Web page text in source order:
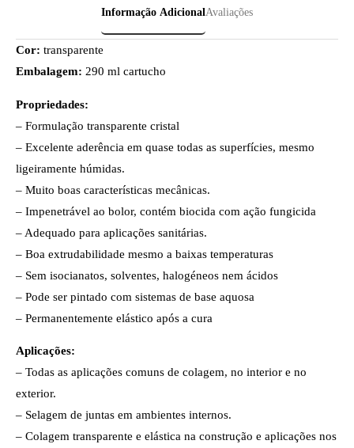
Informação AdicionalAvaliações
Cor: transparente
Embalagem: 290 ml cartucho
Propriedades:
– Formulação transparente cristal
– Excelente aderência em quase todas as superfícies, mesmo
ligeiramente húmidas.
– Muito boas características mecânicas.
– Impenetrável ao bolor, contém biocida com ação fungicida
– Adequado para aplicações sanitárias.
– Boa extrudabilidade mesmo a baixas temperaturas
– Sem isocianatos, solventes, halogéneos nem ácidos
– Pode ser pintado com sistemas de base aquosa
– Permanentemente elástico após a cura
Aplicações:
– Todas as aplicações comuns de colagem, no interior e no
exterior.
– Selagem de juntas em ambientes internos.
– Colagem transparente e elástica na construção e aplicações nos